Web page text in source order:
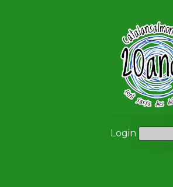
Login